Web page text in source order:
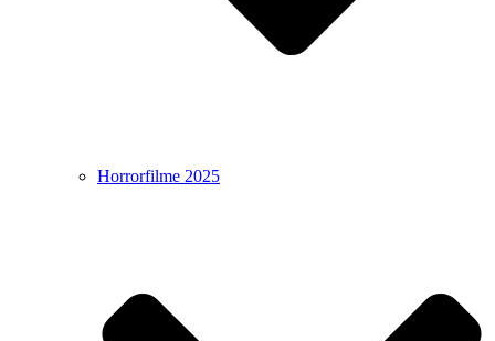
Horrorfilme 2025